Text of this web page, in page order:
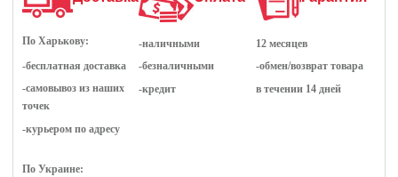
По Харькову:
-бесплатная доставка
-самовывоз из наших
точек
-курьером по адресу
По Украине:
-наличными
-безналичными
-кредит
12 месяцев
-обмен/возврат товара
в течении 14 дней